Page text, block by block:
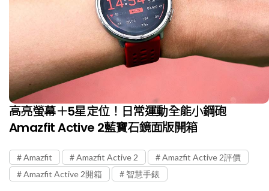
高亮螢幕＋5星定位！日常運動全能小鋼砲
Amazfit Active 2藍寶石鏡面版開箱
Amazfit Amazfit Active 2
Amazfit Active 2評價
Amazfit Active 2開箱
智慧手錶